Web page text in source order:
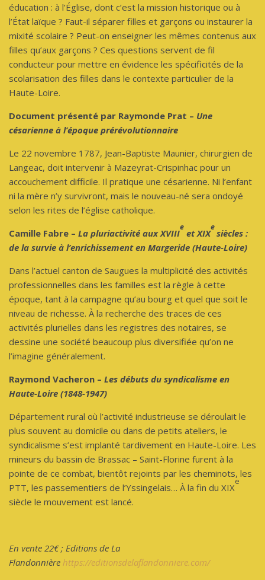
éducation : à l’Église, dont c’est la mission historique ou à
l’État laïque ? Faut-il séparer filles et garçons ou instaurer la
mixité scolaire ? Peut-on enseigner les mêmes contenus aux
filles qu’aux garçons ? Ces questions servent de fil
conducteur pour mettre en évidence les spécificités de la
scolarisation des filles dans le contexte particulier de la
Haute-Loire.
Document présenté par Raymonde Prat – Une
césarienne à l’époque prérévolutionnaire
Le 22 novembre 1787, Jean-Baptiste Maunier, chirurgien de
Langeac, doit intervenir à Mazeyrat-Crispinhac pour un
accouchement difficile. Il pratique une césarienne. Ni l’enfant
ni la mère n’y survivront, mais le nouveau-né sera ondoyé
selon les rites de l’église catholique.
Camille Fabre – La pluriactivité aux XVIII
e
et XIX
e
siècles :
de la survie à l’enrichissement en Margeride (Haute-Loire)
Dans l’actuel canton de Saugues la multiplicité des activités
professionnelles dans les familles est la règle à cette
époque, tant à la campagne qu’au bourg et quel que soit le
niveau de richesse. À la recherche des traces de ces
activités plurielles dans les registres des notaires, se
dessine une société beaucoup plus diversifiée qu’on ne
l’imagine généralement.
Raymond Vacheron – Les débuts du syndicalisme en
Haute-Loire (1848-1947)
Département rural où l’activité industrieuse se déroulait le
plus souvent au domicile ou dans de petits ateliers, le
syndicalisme s’est implanté tardivement en Haute-Loire. Les
mineurs du bassin de Brassac – Saint-Florine furent à la
pointe de ce combat, bientôt rejoints par les cheminots, les
PTT, les passementiers de l’Yssingelais… À la fin du XIX
e
siècle le mouvement est lancé.
En vente 22€ ; Editions de La
Flandonnière https://editionsdelaflandonniere.com/